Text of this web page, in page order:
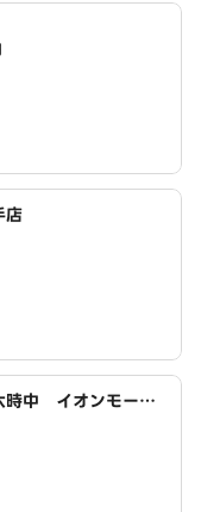
店
時中 イオンモール